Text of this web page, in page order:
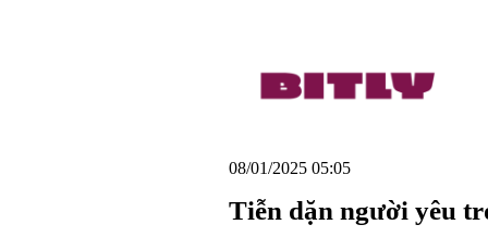
08/01/2025 05:05
Tiễn dặn người yêu